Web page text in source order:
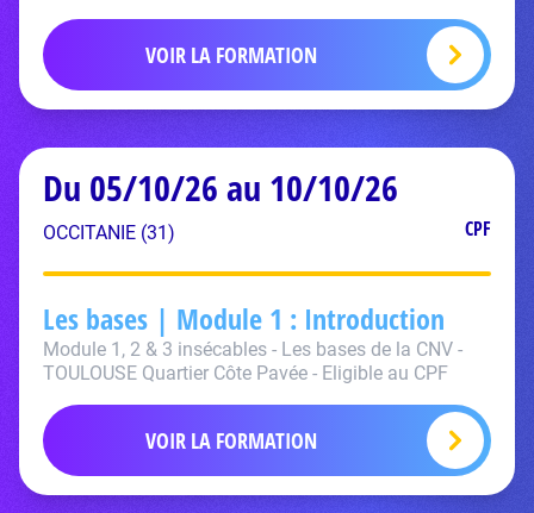
VOIR LA FORMATION
Du 05/10/26 au 10/10/26
OCCITANIE (31) CPF
Les bases | Module 1 : Introduction
Module 1, 2 & 3 insécables - Les bases de la CNV -
TOULOUSE Quartier Côte Pavée - Eligible au CPF
VOIR LA FORMATION